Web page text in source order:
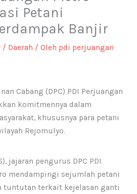
Petani
Banjir
/ Daerah / Oleh pdi perjuangan
Cabang (DPC) PDI Perjuangan
komitmennya dalam
khususnya para petani
Rejomulyo.
jajaran pengurus DPC PDI
mendampingi sejumlah petani
tuntutan terkait kejelasan ganti